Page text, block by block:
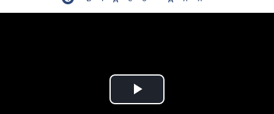
Play Video